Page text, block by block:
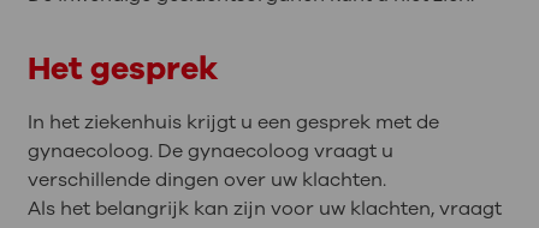
Het gesprek
In het ziekenhuis krijgt u een gesprek met de
gynaecoloog. De gynaecoloog vraagt u
verschillende dingen over uw klachten.
Als het belangrijk kan zijn voor uw klachten, vraagt